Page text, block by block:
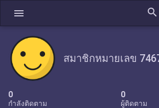
menu search
สมาชิกหมายเลข
0
กำลังติดตาม
0
ผู้ติดตาม